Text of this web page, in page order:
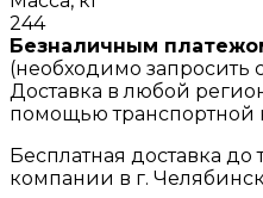
244
Безналичным
(необходимо запросить
Доставка в любой
помощью транспортной
Бесплатная доставка
компании в г.